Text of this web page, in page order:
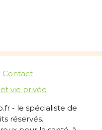
Contact
vie privée
- le spécialiste de
réservés.